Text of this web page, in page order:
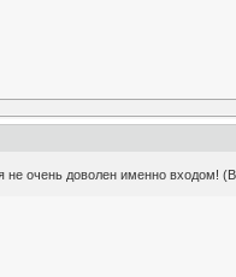
не очень доволен именно входом!